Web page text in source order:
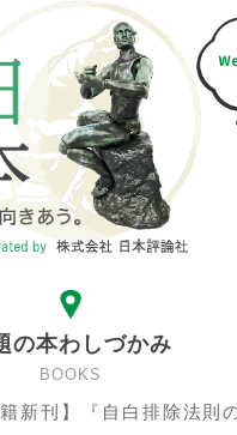
の本わしづかみ
BOOKS
籍新刊】『自白排除法則